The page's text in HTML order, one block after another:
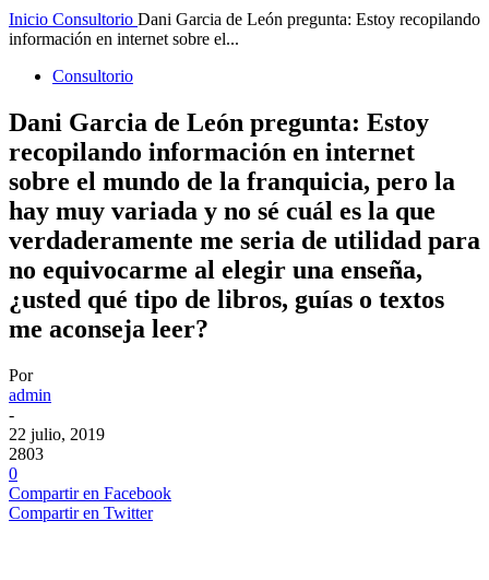
Inicio Consultorio Dani Garcia de León pregunta: Estoy recopilando
información en internet sobre el...
Consultorio
Dani Garcia de León pregunta: Estoy
recopilando información en internet
sobre el mundo de la franquicia, pero la
hay muy variada y no sé cuál es la que
verdaderamente me seria de utilidad para
no equivocarme al elegir una enseña,
¿usted qué tipo de libros, guías o textos
me aconseja leer?
Por
admin
-
22 julio, 2019
2803
0
Compartir en Facebook
Compartir en Twitter